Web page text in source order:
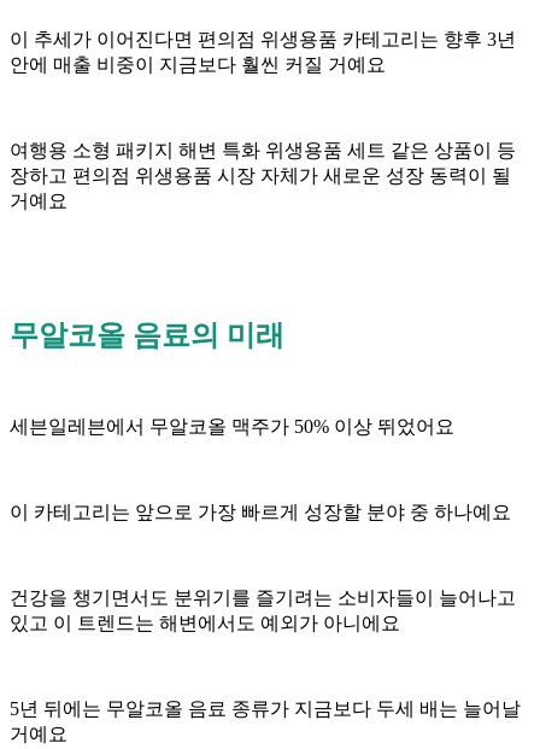
이 추세가 이어진다면 편의점 위생용품 카테고리는 향후 3년
안에 매출 비중이 지금보다 훨씬 커질 거예요
여행용 소형 패키지 해변 특화 위생용품 세트 같은 상품이 등
장하고 편의점 위생용품 시장 자체가 새로운 성장 동력이 될
거예요
무알코올 음료의 미래
세븐일레븐에서 무알코올 맥주가 50% 이상 뛰었어요
이 카테고리는 앞으로 가장 빠르게 성장할 분야 중 하나예요
건강을 챙기면서도 분위기를 즐기려는 소비자들이 늘어나고
있고 이 트렌드는 해변에서도 예외가 아니에요
5년 뒤에는 무알코올 음료 종류가 지금보다 두세 배는 늘어날
거예요